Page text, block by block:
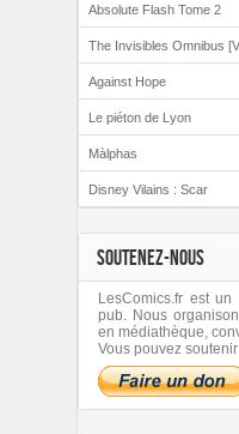
Absolute Flash Tome 2
The Invisibles Omnibus
Against Hope
Le piéton de Lyon
Màlphas
Disney Vilains : Scar
SOUTENEZ-NOUS
LesComics.fr est
pub. Nous
en médiathèque,
Vous pouvez